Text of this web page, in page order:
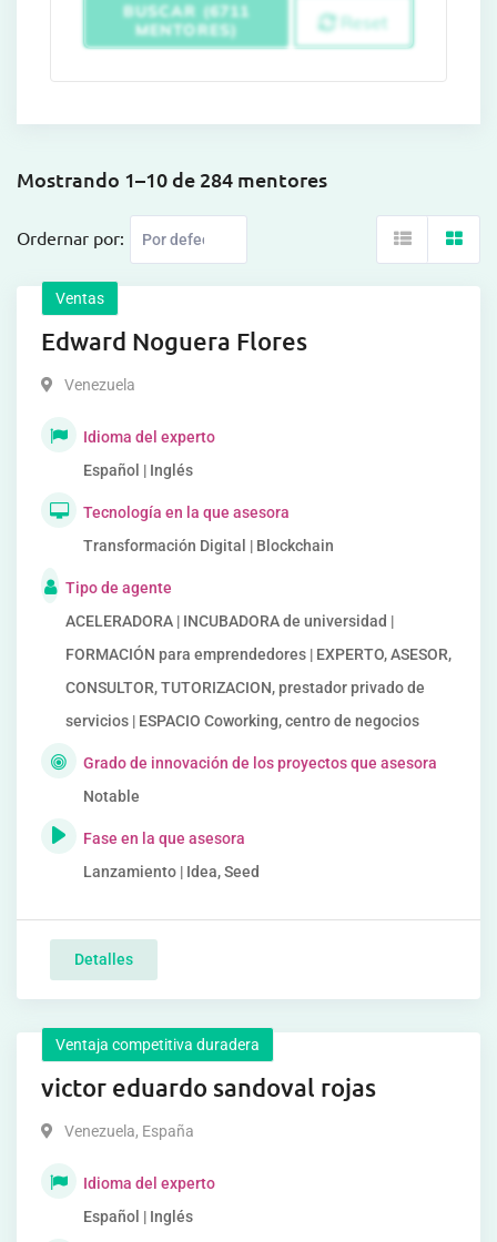
BUSCAR (6711
MENTORES)
Reset
Mostrando 1–10 de 284 mentores
Ordernar por:
Ventas
Edward Noguera Flores
Venezuela
Idioma del experto
Español | Inglés
Tecnología en la que asesora
Transformación Digital | Blockchain
Tipo de agente
ACELERADORA | INCUBADORA de universidad |
FORMACIÓN para emprendedores | EXPERTO, ASESOR,
CONSULTOR, TUTORIZACION, prestador privado de
servicios | ESPACIO Coworking, centro de negocios
Grado de innovación de los proyectos que asesora
Notable
Fase en la que asesora
Lanzamiento | Idea, Seed
Detalles
Ventaja competitiva duradera
victor eduardo sandoval rojas
Venezuela, España
Idioma del experto
Español | Inglés